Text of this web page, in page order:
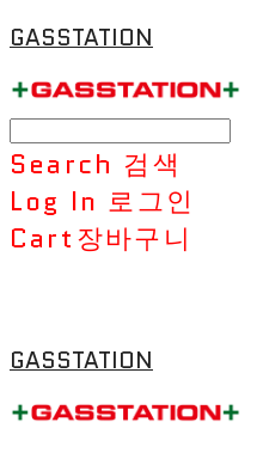
GASSTATION
Search 검색
Log In 로그인
Cart장바구니
GASSTATION